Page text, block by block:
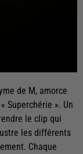
de M, amorce
Superchérie ». Un
le clip qui
les différents
Chaque